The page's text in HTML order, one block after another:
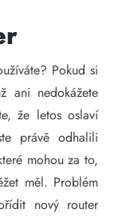
Pokud si
ani nedokážete
že letos oslaví
právě odhalili
mohou za to,
měl. Problém
nový router